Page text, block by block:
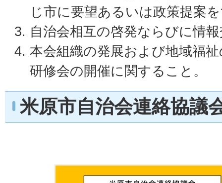
じ市に要望あるいは政策提案
自治会相互の啓発ならびに情
本会組織の発展および地域福
研修会の開催に関すること。
米原市自治会連絡協議